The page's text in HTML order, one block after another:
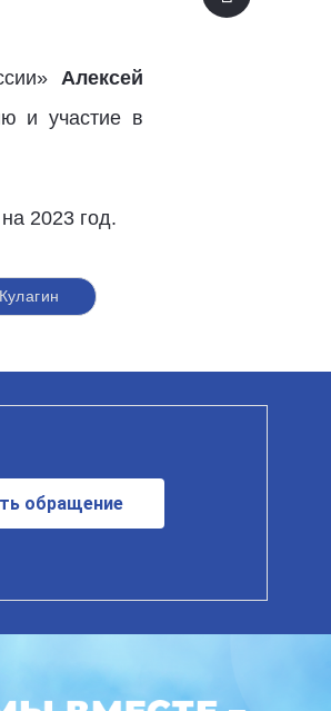
Алексей
и участие в
2023 год.
обращение